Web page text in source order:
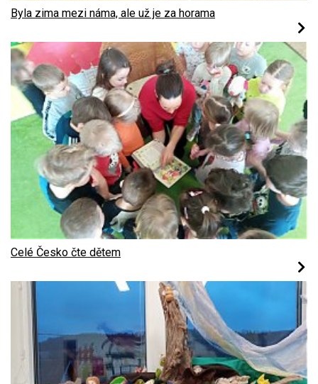
Byla zima mezi náma, ale už je za horama
Celé Česko čte dětem